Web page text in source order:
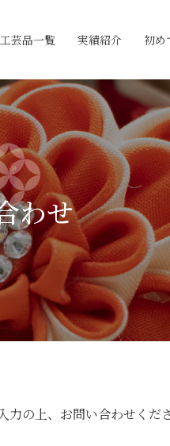
芸品一覧 実績紹介 初め
わせ
力の上、お問い合わせくだ